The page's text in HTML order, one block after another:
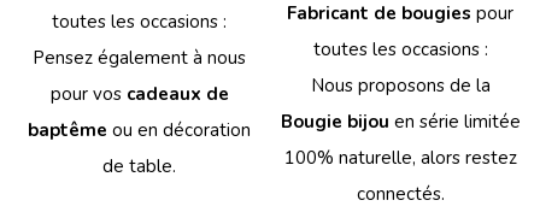
toutes les occasions :
Pensez également à nous
pour vos cadeaux de
baptême ou en décoration
de table.
Fabricant de bougies pour
toutes les occasions :
Nous proposons de la
Bougie bijou en série limitée
100% naturelle, alors restez
connectés.